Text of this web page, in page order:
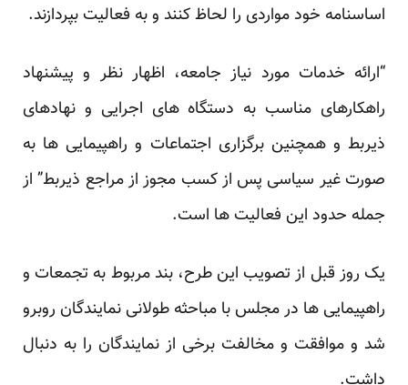
اساسنامه خود مواردی را لحاظ کنند و به فعالیت بپردازند.
“ارائه خدمات مورد نیاز جامعه، اظهار نظر و پیشنهاد
راهکارهای مناسب به دستگاه های اجرایی و نهادهای
ذیربط و همچنین برگزاری اجتماعات و راهپیمایی ها به
صورت غیر سیاسی پس از کسب مجوز از مراجع ذیربط” از
جمله حدود این فعالیت ها است.
یک روز قبل از تصویب این طرح، بند مربوط به تجمعات و
راهپیمایی ها در مجلس با مباحثه طولانی نمایندگان روبرو
شد و موافقت و مخالفت برخی از نمایندگان را به دنبال